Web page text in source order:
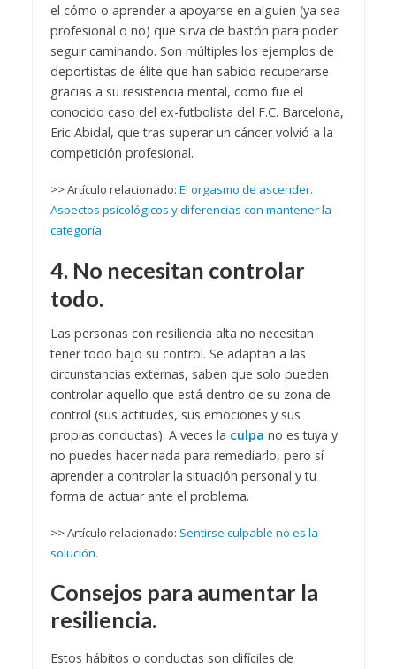
el cómo o aprender a apoyarse en alguien (ya sea
profesional o no) que sirva de bastón para poder
seguir caminando. Son múltiples los ejemplos de
deportistas de élite que han sabido recuperarse
gracias a su resistencia mental, como fue el
conocido caso del ex-futbolista del F.C. Barcelona,
Eric Abidal, que tras superar un cáncer volvió a la
competición profesional.
>> Artículo relacionado: El orgasmo de ascender.
Aspectos psicológicos y diferencias con mantener la
categoría.
4. No necesitan controlar
todo.
Las personas con resiliencia alta no necesitan
tener todo bajo su control. Se adaptan a las
circunstancias externas, saben que solo pueden
controlar aquello que está dentro de su zona de
control (sus actitudes, sus emociones y sus
propias conductas). A veces la culpa no es tuya y
no puedes hacer nada para remediarlo, pero sí
aprender a controlar la situación personal y tu
forma de actuar ante el problema.
>> Artículo relacionado: Sentirse culpable no es la
solución.
Consejos para aumentar la
resiliencia.
Estos hábitos o conductas son difíciles de